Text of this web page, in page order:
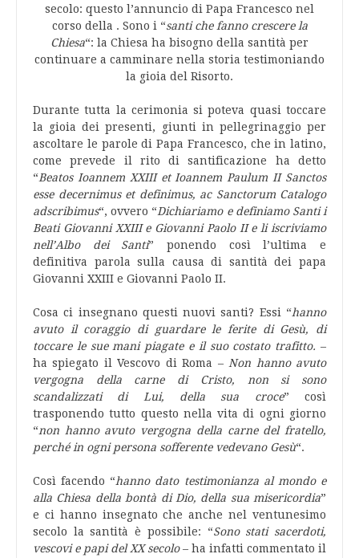
secolo: questo l’annuncio di Papa Francesco nel
corso della . Sono i “santi che fanno crescere la
Chiesa“: la Chiesa ha bisogno della santità per
continuare a camminare nella storia testimoniando
la gioia del Risorto.
Durante tutta la cerimonia si poteva quasi toccare
la gioia dei presenti, giunti in pellegrinaggio per
ascoltare le parole di Papa Francesco, che in latino,
come prevede il rito di santificazione ha detto
“Beatos Ioannem XXIII et Ioannem Paulum II Sanctos
esse decernimus et definimus, ac Sanctorum Catalogo
adscribimus“, ovvero “Dichiariamo e definiamo Santi i
Beati Giovanni XXIII e Giovanni Paolo II e li iscriviamo
nell’Albo dei Santi” ponendo così l’ultima e
definitiva parola sulla causa di santità dei papa
Giovanni XXIII e Giovanni Paolo II.
Cosa ci insegnano questi nuovi santi? Essi “hanno
avuto il coraggio di guardare le ferite di Gesù, di
toccare le sue mani piagate e il suo costato trafitto. –
ha spiegato il Vescovo di Roma – Non hanno avuto
vergogna della carne di Cristo, non si sono
scandalizzati di Lui, della sua croce” così
trasponendo tutto questo nella vita di ogni giorno
“non hanno avuto vergogna della carne del fratello,
perché in ogni persona sofferente vedevano Gesù“.
Così facendo “hanno dato testimonianza al mondo e
alla Chiesa della bontà di Dio, della sua misericordia”
e ci hanno insegnato che anche nel ventunesimo
secolo la santità è possibile: “Sono stati sacerdoti,
vescovi e papi del XX secolo– ha infatti commentato il